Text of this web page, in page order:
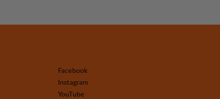
Facebook
Instagram
YouTube